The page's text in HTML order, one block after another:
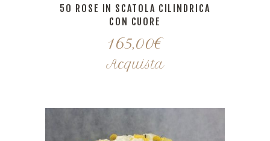
50 ROSE IN SCATOLA CILINDRICA
CON CUORE
165,00€
Acquista